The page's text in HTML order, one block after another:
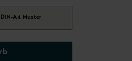
DIN-A4 Muster